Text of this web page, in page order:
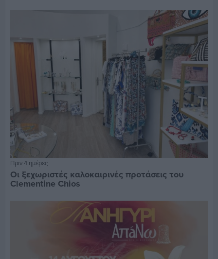
Πριν 4 ημέρες
Οι ξεχωριστές καλοκαιρινές προτάσεις του
Clementine Chios